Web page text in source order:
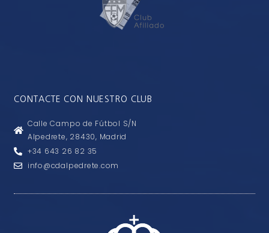
CONTACTE CON NUESTRO CLUB
Calle Campo de Fútbol S/N
Alpedrete, 28430, Madrid
+34 643 26 82 35
info@cdalpedrete.com